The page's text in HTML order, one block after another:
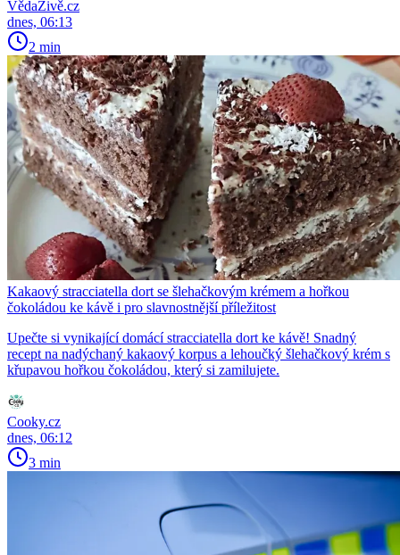
VědaŽivě.cz
dnes, 06:13
2 min
Kakaový stracciatella dort se šlehačkovým krémem a hořkou
čokoládou ke kávě i pro slavnostnější příležitost
Upečte si vynikající domácí stracciatella dort ke kávě! Snadný
recept na nadýchaný kakaový korpus a lehoučký šlehačkový krém s
křupavou hořkou čokoládou, který si zamilujete.
Cooky.cz
dnes, 06:12
3 min